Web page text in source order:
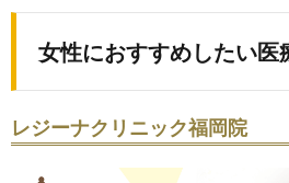
女性におすすめしたい医
レジーナクリニック福岡院